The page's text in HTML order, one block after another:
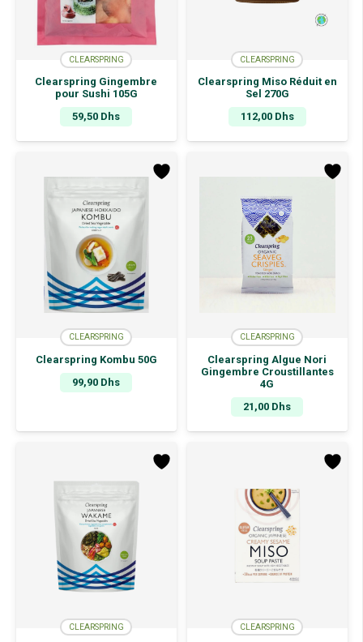
CLEARSPRING
Clearspring Gingembre
pour Sushi 105G
59,50 Dhs
CLEARSPRING
Clearspring Miso Réduit en
Sel 270G
112,00 Dhs
CLEARSPRING
Clearspring Kombu 50G
99,90 Dhs
CLEARSPRING
Clearspring Algue Nori
Gingembre Croustillantes
4G
21,00 Dhs
CLEARSPRING CLEARSPRING